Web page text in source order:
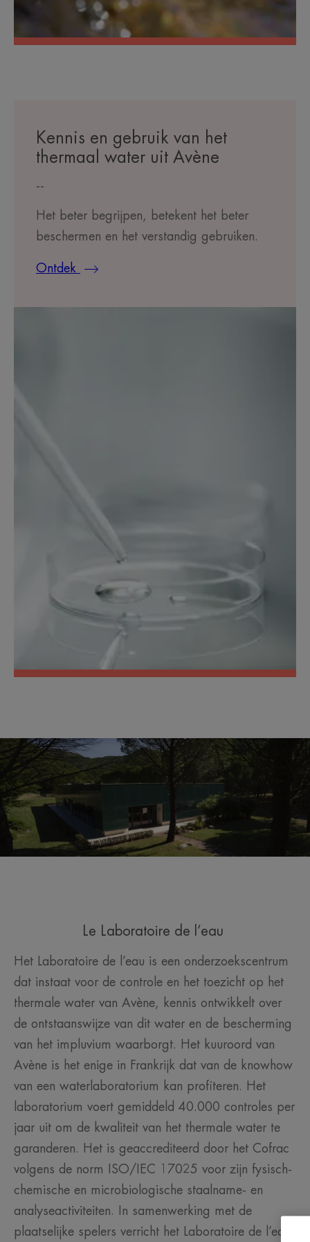
Kennis en gebruik van het
thermaal water uit Avène
--
Het beter begrijpen, betekent het beter
beschermen en het verstandig gebruiken.
Ontdek
Le Laboratoire de l’eau
Het Laboratoire de l’eau is een onderzoekscentrum
dat instaat voor de controle en het toezicht op het
thermale water van Avène, kennis ontwikkelt over
de ontstaanswijze van dit water en de bescherming
van het impluvium waarborgt. Het kuuroord van
Avène is het enige in Frankrijk dat van de knowhow
van een waterlaboratorium kan profiteren. Het
laboratorium voert gemiddeld 40.000 controles per
jaar uit om de kwaliteit van het thermale water te
garanderen. Het is geaccrediteerd door het Cofrac
volgens de norm ISO/IEC 17025 voor zijn fysisch-
chemische en microbiologische staalname- en
analyseactiviteiten. In samenwerking met de
plaatselijke spelers verricht het Laboratoire de l’eau